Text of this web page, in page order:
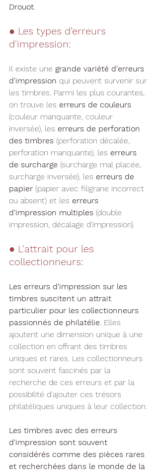
Drouot.
● Les types d'erreurs
d'impression:
Il existe une grande variété d'erreurs
d'impression qui peuvent survenir sur
les timbres. Parmi les plus courantes,
on trouve les erreurs de couleurs
(couleur manquante, couleur
inversée), les erreurs de perforation
des timbres (perforation décalée,
perforation manquante), les erreurs
de surcharge (surcharge mal placée,
surcharge inversée), les erreurs de
papier (papier avec filigrane incorrect
ou absent) et les erreurs
d'impression multiples (double
impression, décalage d'impression).
● L'attrait pour les
collectionneurs:
Les erreurs d'impression sur les
timbres suscitent un attrait
particulier pour les collectionneurs
passionnés de philatélie. Elles
ajoutent une dimension unique à une
collection en offrant des timbres
uniques et rares. Les collectionneurs
sont souvent fascinés par la
recherche de ces erreurs et par la
possibilité d'ajouter ces trésors
philatéliques uniques à leur collection.
Les timbres avec des erreurs
d'impression sont souvent
considérés comme des pièces rares
et recherchées dans le monde de la